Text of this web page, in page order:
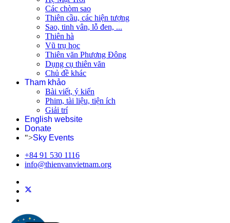
Các chòm sao
Thiên cầu, các hiện tượng
Sao, tinh vân, lỗ đen, ...
Thiên hà
Vũ trụ học
Thiên văn Phương Đông
Dụng cụ thiên văn
Chủ đề khác
Tham khảo
Bài viết, ý kiến
Phim, tài liệu, tiện ích
Giải trí
English website
Donate
">Sky Events
+84 91 530 1116
info@thienvanvietnam.org